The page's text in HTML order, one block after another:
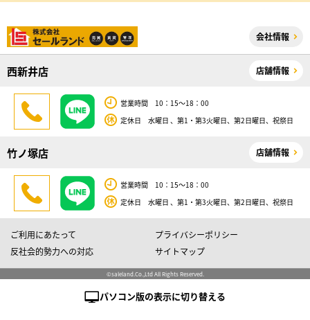
会社情報
西新井店 店舗情報
営業時間 10：15～18：00
定休日 水曜日 、第1・第3火曜日、第2日曜日、祝祭日
竹ノ塚店 店舗情報
営業時間 10：15～18：00
定休日 水曜日 、第1・第3火曜日、第2日曜日、祝祭日
ご利用にあたって
プライバシーポリシー
反社会的勢力への対応
サイトマップ
©saleland.Co.,Ltd All Rights Reserved.
パソコン版の表示に切り替える